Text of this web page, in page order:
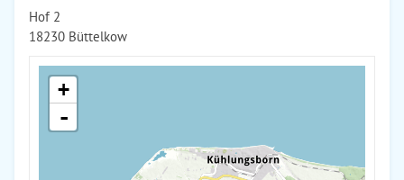
Hof 2
18230 Büttelkow
+
-